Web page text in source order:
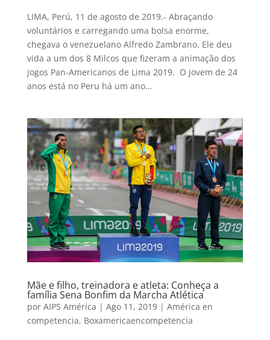
LIMA, Perú, 11 de agosto de 2019.- Abraçando
voluntários e carregando uma bolsa enorme,
chegava o venezuelano Alfredo Zambrano. Ele deu
vida a um dos 8 Milcos que fizeram a animação dos
jogos Pan-Americanos de Lima 2019. O jovem de 24
anos está no Peru há um ano...
Mãe e filho, treinadora e atleta: Conheça a
família Sena Bonfim da Marcha Atlética
por AIPS América | Ago 11, 2019| América en
competencia, Boxamericaencompetencia